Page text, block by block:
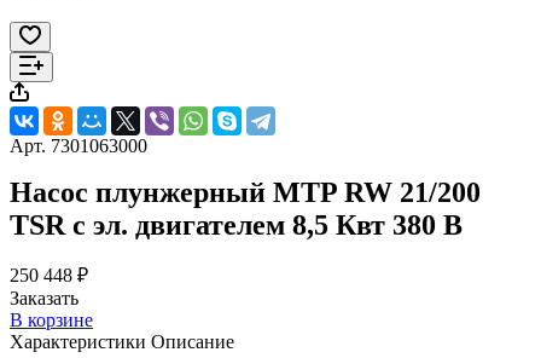
Арт. 7301063000
Насос плунжерный MTP RW 21/200
TSR с эл. двигателем 8,5 Квт 380 В
250 448 ₽
Заказать
В корзине
Характеристики Описание